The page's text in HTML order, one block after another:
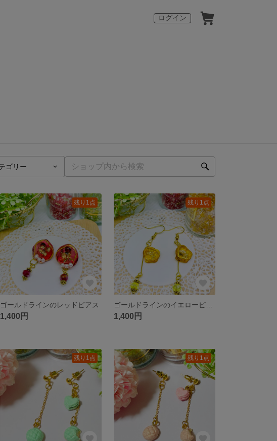
ログイン
残り1点
ゴールドラインのレッドピアス
1,400円
残り1点
1,400円
残り1点 残り1点